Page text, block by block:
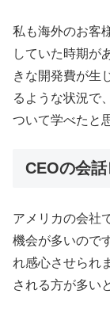
私も海外のお客
していた時期が
きな開発費が生
るような状況で
ついて学べたと
CEOの会
アメリカの会社
機会が多いので
れ感心させられ
される方が多い